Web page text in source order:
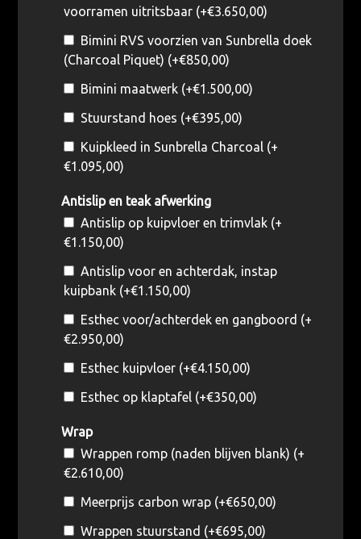
voorramen uitritsbaar (+€3.650,00)
Bimini RVS voorzien van Sunbrella doek
(Charcoal Piquet) (+€850,00)
Bimini maatwerk (+€1.500,00)
Stuurstand hoes (+€395,00)
Kuipkleed in Sunbrella Charcoal (+
€1.095,00)
Antislip en teak afwerking
Antislip op kuipvloer en trimvlak (+
€1.150,00)
Antislip voor en achterdak, instap
kuipbank (+€1.150,00)
Esthec voor/achterdek en gangboord (+
€2.950,00)
Esthec kuipvloer (+€4.150,00)
Esthec op klaptafel (+€350,00)
Wrap
Wrappen romp (naden blijven blank) (+
€2.610,00)
Meerprijs carbon wrap (+€650,00)
Wrappen stuurstand (+€695,00)